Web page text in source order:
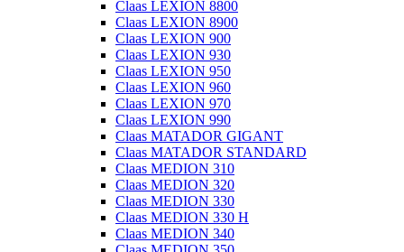
Claas LEXION 8800
Claas LEXION 8900
Claas LEXION 900
Claas LEXION 930
Claas LEXION 950
Claas LEXION 960
Claas LEXION 970
Claas LEXION 990
Claas MATADOR GIGANT
Claas MATADOR STANDARD
Claas MEDION 310
Claas MEDION 320
Claas MEDION 330
Claas MEDION 330 H
Claas MEDION 340